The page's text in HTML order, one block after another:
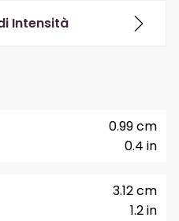
Intensità
0.4 in
0.99 cm
1.2 in
3.12 cm